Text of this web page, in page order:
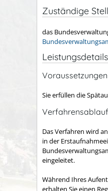
Zuständige
das
Leistungsdetails
Voraussetzungen
Sie erfüllen die
Verfahrensablauf
Das Verfahren wird
in der
eingeleitet.
Während Ihres
erhalten Sie einen